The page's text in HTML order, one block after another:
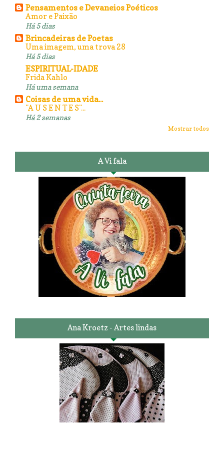
Pensamentos e Devaneios Poéticos
Amor e Paixão
Há 5 dias
Brincadeiras de Poetas
Uma imagem, uma trova 28
Há 5 dias
ESPIRITUAL-IDADE
Frida Kahlo
Há uma semana
Coisas de uma vida...
"A U S E N T E S"...
Há 2 semanas
Mostrar todos
A Vi fala
Ana Kroetz - Artes lindas